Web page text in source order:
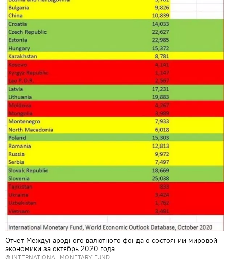
Отчет Международного валютного фонда о состоянии мировой
экономики за октябрь 2020 года
© INTERNATIONAL MONETARY FUND